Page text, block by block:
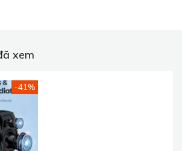
xem
-41%